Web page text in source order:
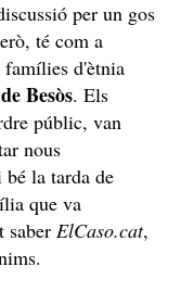
per un gos
té com a
famílies d'ètnia
Besòs. Els
públic, van
nous
bé la tarda de
que va
saber ElCaso.cat,